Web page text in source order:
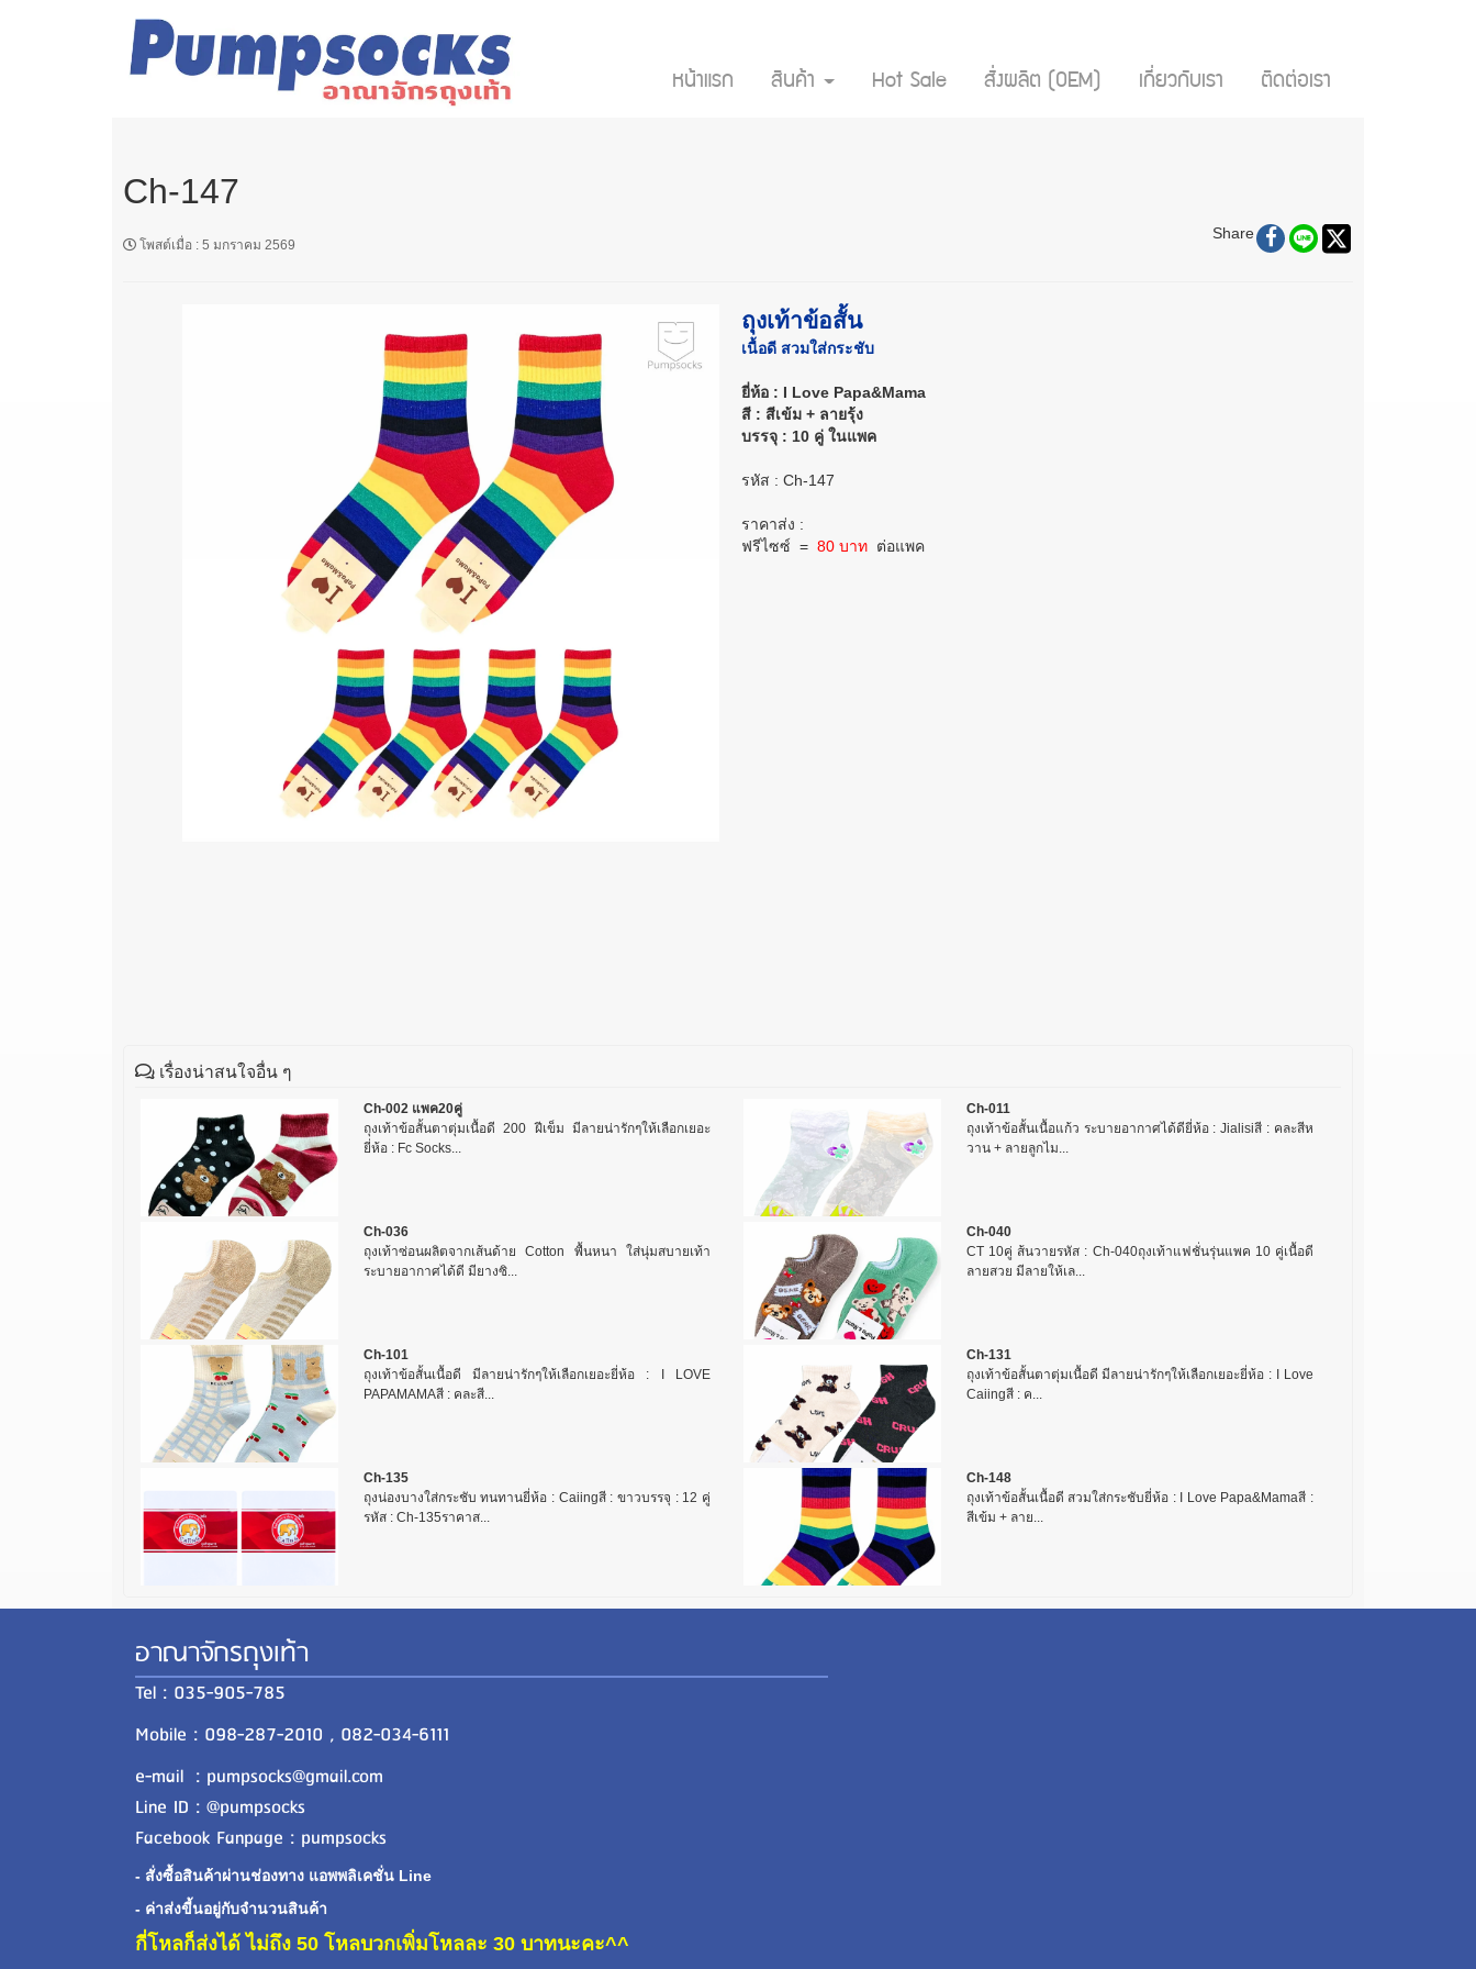
หน้าแรก สินค้า Hot Sale สั่งผลิต (OEM) เกี่ยวกับเรา ติดต่อเรา
Ch-147
โพสต์เมื่อ : 5 มกราคม 2569
Share
ถุงเท้าข้อสั้น
เนื้อดี สวมใส่กระชับ
ยี่ห้อ : I Love Papa&Mama
สี : สีเข้ม + ลายรุ้ง
บรรจุ : 10 คู่ ในแพค
รหัส : Ch-147
ราคาส่ง :
ฟรีไซซ์ = 80 บาท ต่อแพค
เรื่องน่าสนใจอื่น ๆ
Ch-002 แพค20คู่
ถุงเท้าข้อสั้นตาตุ่มเนื้อดี 200 ฝีเข็ม มีลายน่ารักๆให้เลือกเยอะ
ยี่ห้อ : Fc Socks...
Ch-011
ถุงเท้าข้อสั้นเนื้อแก้ว ระบายอากาศได้ดียี่ห้อ : Jialisiสี : คละสีห
วาน + ลายลูกไม...
Ch-036
ถุงเท้าซ่อนผลิตจากเส้นด้าย Cotton พื้นหนา ใส่นุ่มสบายเท้า
ระบายอากาศได้ดี มียางซิ...
Ch-040
CT 10คู่ ส้นวายรหัส : Ch-040ถุงเท้าแฟชั่นรุ่นแพค 10 คู่เนื้อดี
ลายสวย มีลายให้เล...
Ch-101
ถุงเท้าข้อสั้นเนื้อดี มีลายน่ารักๆให้เลือกเยอะยี่ห้อ : I LOVE
PAPAMAMAสี : คละสี...
Ch-131
ถุงเท้าข้อสั้นตาตุ่มเนื้อดี มีลายน่ารักๆให้เลือกเยอะยี่ห้อ : I Love
Caiingสี : ค...
Ch-135
ถุงน่องบางใส่กระชับ ทนทานยี่ห้อ : Caiingสี : ขาวบรรจุ : 12 คู่
รหัส : Ch-135ราคาส...
Ch-148
ถุงเท้าข้อสั้นเนื้อดี สวมใส่กระชับยี่ห้อ : I Love Papa&Mamaสี :
สีเข้ม + ลาย...
อาณาจักรถุงเท้า
Tel : 035-905-785
Mobile : 098-287-2010 , 082-034-6111
e-mail : pumpsocks@gmail.com
Line ID : @pumpsocks
Facebook Fanpage : pumpsocks
- สั่งซื้อสินค้าผ่านช่องทาง แอพพลิเคชั่น Line
- ค่าส่งขี้นอยู่กับจำนวนสินค้า
กี่โหลก็ส่งได้ ไม่ถึง 50 โหลบวกเพิ่มโหลละ 30 บาทนะคะ^^